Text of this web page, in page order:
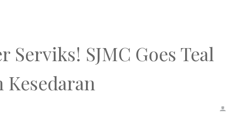
Serviks! SJMC Goes Teal